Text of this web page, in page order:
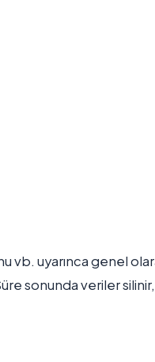
vb. uyarınca genel
sonunda veriler